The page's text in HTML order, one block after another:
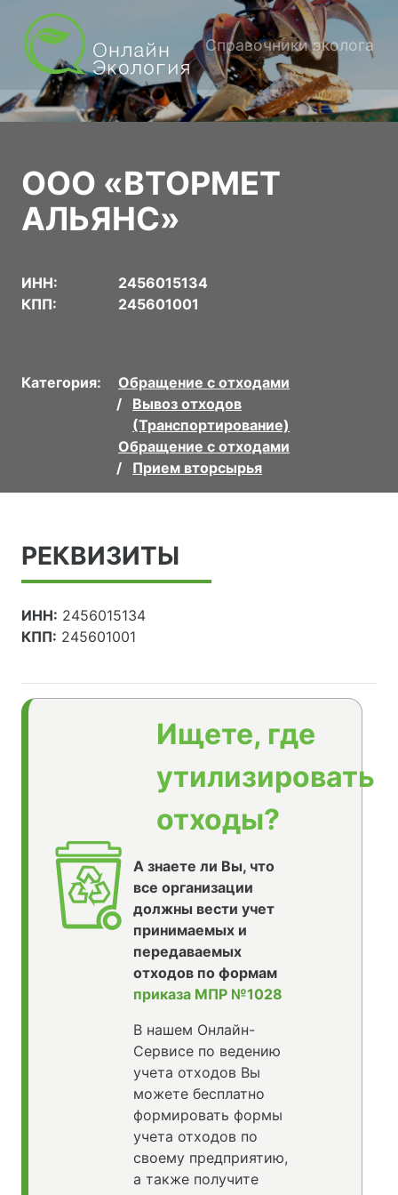
Справочники эколога
ООО «ВТОРМЕТ
АЛЬЯНС»
ИНН:
2456015134
КПП:
245601001
Категория:
Обращение с отходами
Вывоз отходов
(Транспортирование)
Обращение с отходами
Прием вторсырья
РЕКВИЗИТЫ
ИНН: 2456015134
КПП: 245601001
Ищете, где
утилизировать
отходы?
А знаете ли Вы, что
все организации
должны вести учет
принимаемых и
передаваемых
отходов по формам
приказа МПР №1028
В нашем Онлайн-
Сервисе по ведению
учета отходов Вы
можете бесплатно
формировать формы
учета отходов по
своему предприятию,
а также получите